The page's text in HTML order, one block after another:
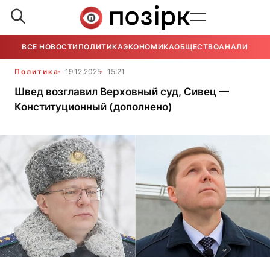
ВСЕ НОВОСТИ ПОЛИТИКАЭКОНОМИКАОБЩЕСТВОАНАЛИТИКА
Политика 19.12.2025 15:21
Швед возглавил Верховный суд, Сивец —
Конституционный (дополнено)